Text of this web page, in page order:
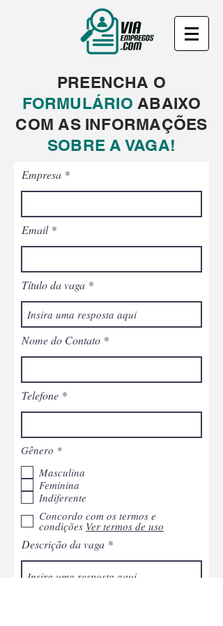
PREENCHA O
FORMULÁRIO ABAIXO
COM AS INFORMAÇÕES
SOBRE A VAGA!
Empresa
Email
Título da vaga
Nome do Contato
Telefone
Gênero *O
r
i
g
a
t
ó
r
i
Masculina
Feminina
Indiferente
Concordo com os termos e
condições Ver termos de uso
Descrição da vaga